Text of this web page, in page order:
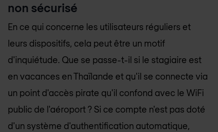
non sécurisé
En ce qui concerne les utilisateurs réguliers et
leurs dispositifs, cela peut être un motif
d'inquiétude. Que se passe-t-il si le stagiaire est
en vacances en Thaïlande et qu'il se connecte via
un point d'accès pirate qu'il confond avec le WiFi
public de l'aéroport ? Si ce compte n'est pas doté
d'un système d'authentification automatique,